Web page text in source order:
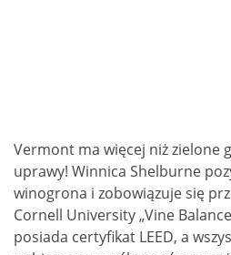
Vermont ma więcej niż zielone
uprawy! Winnica Shelburne
winogrona i zobowiązuje się
Cornell University „Vine
posiada certyfikat LEED, a